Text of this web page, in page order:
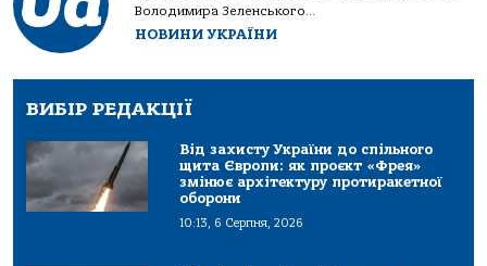
Володимира Зеленського...
НОВИНИ УКРАЇНИ
ВИБІР РЕДАКЦІЇ
Від захисту України до спільного
щита Європи: як проєкт «Фрея»
змінює архітектуру протиракетної
оборони
10:13, 6 Серпня, 2026